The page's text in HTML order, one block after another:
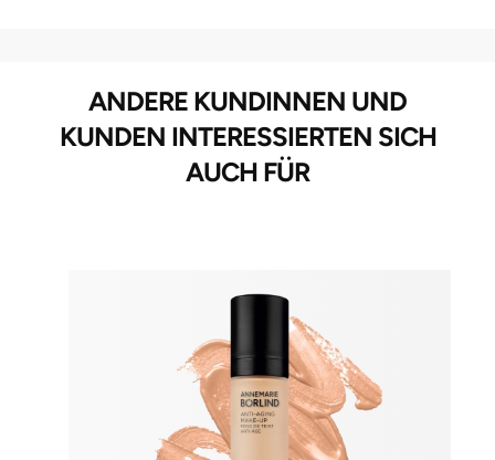
ANDERE KUNDINNEN UND
KUNDEN INTERESSIERTEN SICH
AUCH FÜR